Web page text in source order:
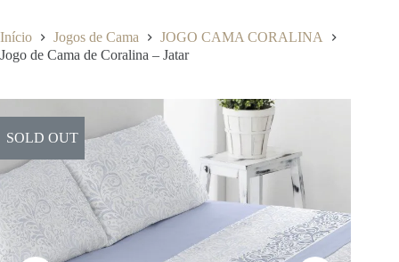
Início Jogos de Cama
JOGO CAMA CORALINA
Jogo de Cama de Coralina – Jatar
SOLD OUT